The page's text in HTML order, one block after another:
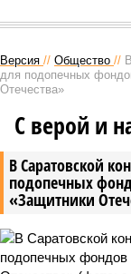
Версия // Общество //
для подопечных
Отечества»
В Саратовской
подопечных
«Защитники
С верой и